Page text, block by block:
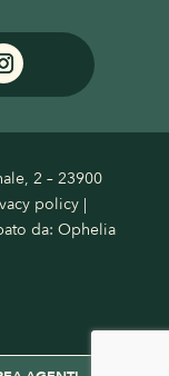
2 – 23900
policy |
da:Ophelia